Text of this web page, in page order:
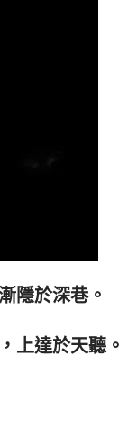
隱於深巷。
上達於天聽。